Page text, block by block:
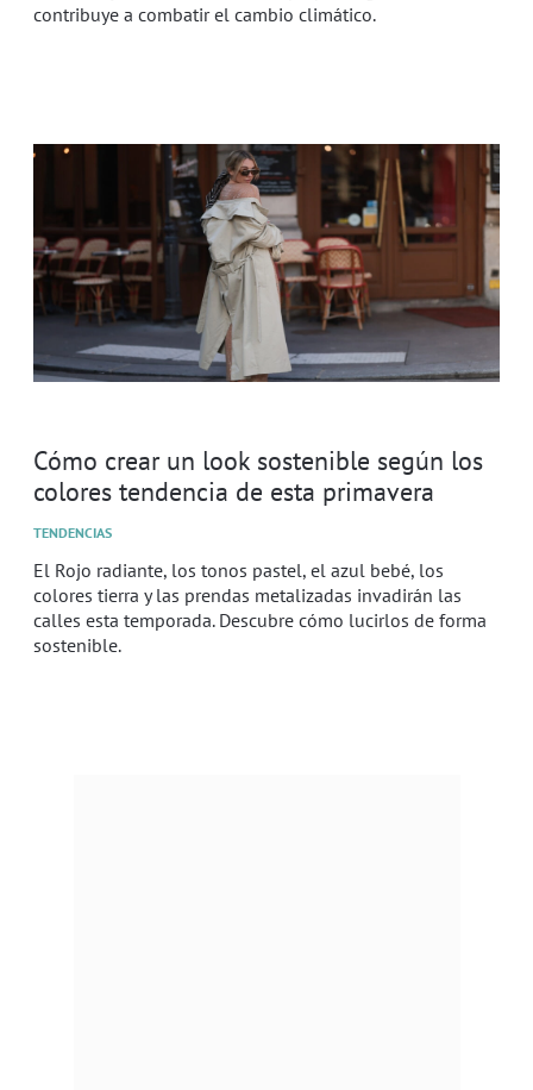
contribuye a combatir el cambio climático.
Cómo crear un look sostenible según los
colores tendencia de esta primavera
TENDENCIAS
El Rojo radiante, los tonos pastel, el azul bebé, los
colores tierra y las prendas metalizadas invadirán las
calles esta temporada. Descubre cómo lucirlos de forma
sostenible.